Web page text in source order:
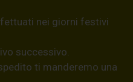
nei giorni festivi
successivo.
ti manderemo una